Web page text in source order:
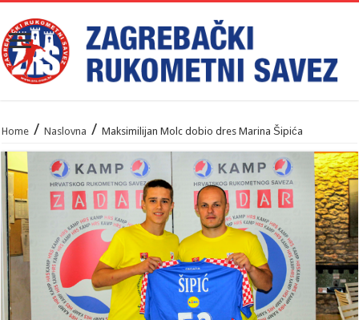
Home / Naslovna / Maksimilijan Molc dobio dres Marina Šipića